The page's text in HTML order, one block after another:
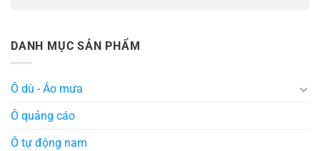
DANH MỤC SẢN PHẨM
Ô dù - Áo mưa
Ô quảng cáo
Ô tự động nam